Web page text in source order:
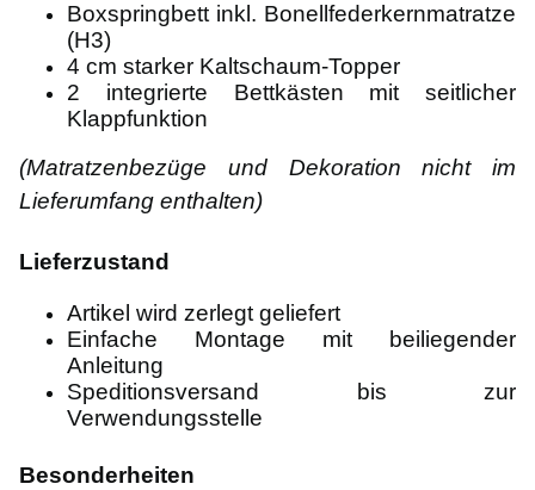
Boxspringbett inkl. Bonellfederkernmatratze
(H3)
4 cm starker Kaltschaum-Topper
2 integrierte Bettkästen mit seitlicher
Klappfunktion
(Matratzenbezüge und Dekoration nicht im
Lieferumfang enthalten)
Lieferzustand
Artikel wird zerlegt geliefert
Einfache Montage mit beiliegender
Anleitung
Speditionsversand bis zur
Verwendungsstelle
Besonderheiten